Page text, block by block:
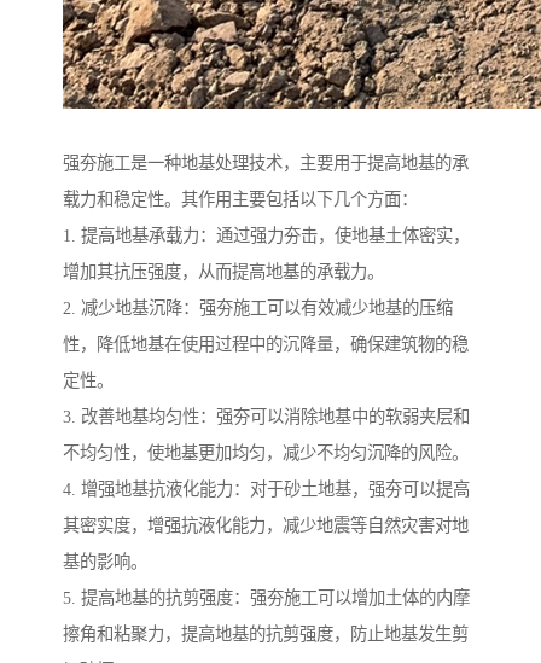
强夯施工是一种地基处理技术，主要用于提高地基的承
载力和稳定性。其作用主要包括以下几个方面：
1. 提高地基承载力：通过强力夯击，使地基土体密实，
增加其抗压强度，从而提高地基的承载力。
2. 减少地基沉降：强夯施工可以有效减少地基的压缩
性，降低地基在使用过程中的沉降量，确保建筑物的稳
定性。
3. 改善地基均匀性：强夯可以消除地基中的软弱夹层和
不均匀性，使地基更加均匀，减少不均匀沉降的风险。
4. 增强地基抗液化能力：对于砂土地基，强夯可以提高
其密实度，增强抗液化能力，减少地震等自然灾害对地
基的影响。
5. 提高地基的抗剪强度：强夯施工可以增加土体的内摩
擦角和粘聚力，提高地基的抗剪强度，防止地基发生剪